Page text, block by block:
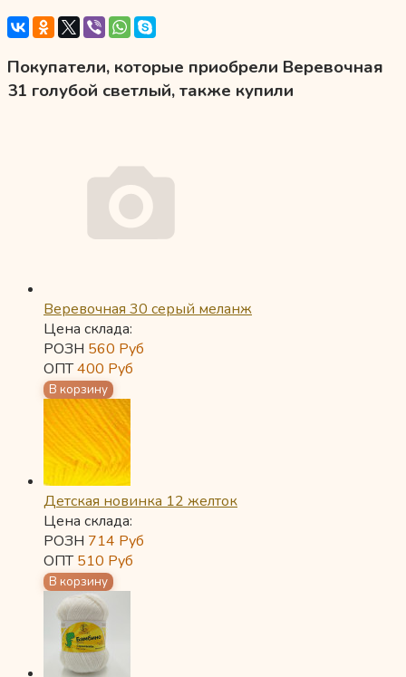
Покупатели, которые приобрели Веревочная
31 голубой светлый, также купили
Веревочная 30 серый меланж
Цена склада:
РОЗН 560 Руб
ОПТ400 Руб
Детская новинка 12 желток
Цена склада:
РОЗН 714 Руб
ОПТ510 Руб